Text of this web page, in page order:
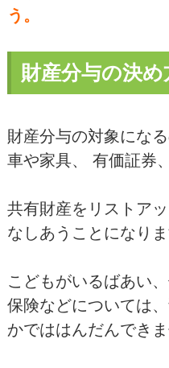
う。
財産分与の決
財産分与の対象にな
車や家具、 有価証券
共有財産をリストア
なしあうことになりま
こどもがいるばあい
保険などについては
かでははんだんできま